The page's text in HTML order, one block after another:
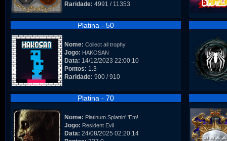
Raridade: 4991 / 11353
Platina - 50
Nome: Collect all trophy
Jogo: HAKOSAN
Data: 14/12/2023 22:00:10
Pontos: 1.3
Raridade: 900 / 910
Platina - 70
Nome: Platinum Splattin' 'Em!
Jogo: Resident Evil
Data: 24/08/2025 02:20:14